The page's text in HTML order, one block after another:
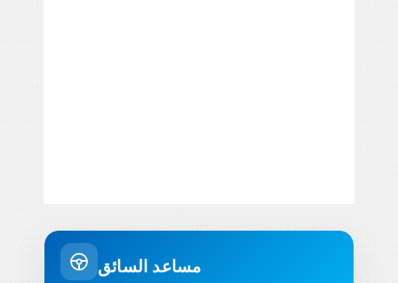
مساعد السائق